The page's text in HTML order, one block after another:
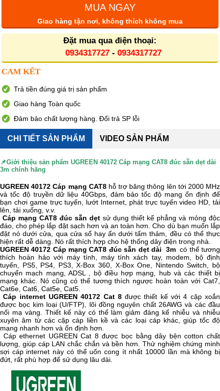
MUA NGAY
Giao hàng tận nơi, không thích không mua
Đặt mua qua điện thoại:
0934317727- 0934317727
CAM KẾT
Trả tiền đúng giá trị sản phẩm
Giao hàng Toàn quốc
Đảm bảo chất lượng hàng. Đổi trả SP lỗi
CHI TIẾT SẢN PHẨM VIDEO SẢN PHẨM
📌Giới thiệu sản phẩm UGREEN 40172 Cáp mạng CAT8 đúc sẵn dẹt dài
3m chính hãng
UGREEN 40172 Cáp mạng CAT8hỗ trợ băng thông lên tới 2000 MHz
và tốc độ truyền dữ liệu 40Gbps, đảm bảo tốc độ mạng ổn định để
bạn chơi game trực tuyến, lướt Internet, phát trực tuyến video HD, tải
lên, tải xuống, v.v.
Cáp mạng CAT8 đúc sẵn dẹt sử dụng thiết kế phẳng và mỏng độc
đáo, cho phép lắp đặt sạch hơn và an toàn hơn. Cho dù bạn muốn lắp
đặt nó dưới cửa, qua cửa sổ hay ẩn dưới tấm thảm, đều có thể thực
hiện rất dễ dàng. Nó rất thích hợp cho hệ thống dây điện trong nhà.
UGREEN 40172 Cáp mạng CAT8 đúc sẵn dẹt dài 3mcó thể tương
thích hoàn hảo với máy tính, máy tính xách tay, modem, bộ định
tuyến, PS5, PS4, PS3, X-Box 360, X-Box One, Nintendo Switch, bộ
chuyển mạch mạng, ADSL , bộ điều hợp mạng, hub và các thiết bị
mạng khác. Nó cũng có thể tương thích ngược hoàn toàn với Cat7,
Cat6e, Cat6, Cat5e, Cat5.
Cáp internet UGREEN 40172 Cat 8được thiết kế với 4 cặp xoắn
được bọc kim loại (U/FTP), lõi đồng nguyên chất 26AWG và các đầu
nối mạ vàng. Thiết kế này có thể làm giảm đáng kể nhiễu và nhiễu
xuyên âm từ các cặp cáp liền kề và các loại cáp khác, giúp tốc độ
mạng nhanh hơn và ổn định hơn.
Cáp ethernet UGREEN Cat 8 được bọc bằng dây bện cotton chất
lượng, giúp cáp LAN chắc chắn và bền hơn. Thử nghiệm chứng minh
sợi cáp internet này có thể uốn cong ít nhất 10000 lần mà không bị
đứt, rất phù hợp để sử dụng lâu dài.